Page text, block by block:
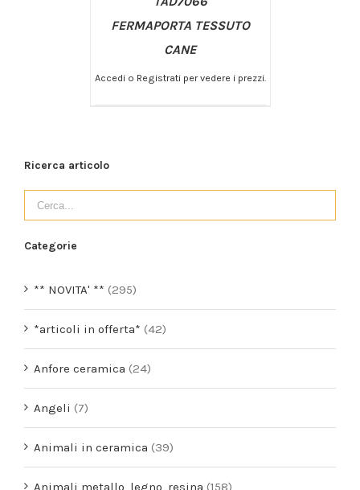
FERMAPORTA TESSUTO
CANE
Accedi o Registrati per vedere i prezzi.
Ricerca articolo
Categorie
** NOVITA' ** (295)
*articoli in offerta* (42)
Anfore ceramica (24)
Angeli (7)
Animali in ceramica (39)
Animali metallo, legno, resina (158)